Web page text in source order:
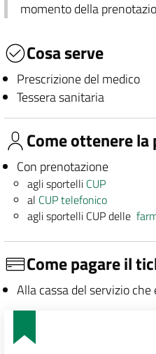
momento della
Cosa serve
Prescrizione del medico
Tessera sanitaria
Come ottenere
Con prenotazione
agli sportelli CUP
al CUP telefonico
agli sportelli CUP delle
Come pagare il
Alla cassa del servizio